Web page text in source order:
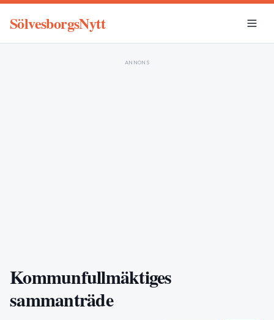
SölvesborgsNytt
ANNONS
Kommunfullmäktiges
sammanträde